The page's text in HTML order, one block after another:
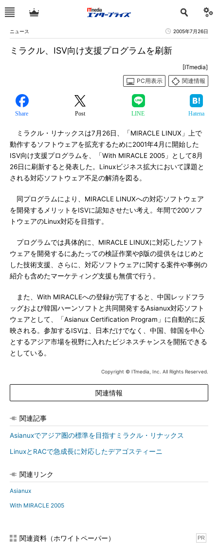
ニュース 2005年7月26日
ミラクル、ISV向け支援プログラムを刷新
[ITmedia]
PC用表示
関連情報
Share Post LINE Hatena
ミラクル・リナックスは7月26日、「MIRACLE LINUX」上で
動作するソフトウェアを拡充するために2001年4月に開始した
ISV向け支援プログラムを、「With MIRACLE 2005」として8月
26日に刷新すると発表した。Linuxビジネス拡大において課題と
される対応ソフトウェア不足の解消を図る。
同プログラムにより、MIRACLE LINUXへの対応ソフトウェア
を開発するメリットをISVに認知させたい考え。年間で200ソフ
トウェアのLinux対応を目指す。
プログラムでは具体的に、MIRACLE LINUXに対応したソフト
ウェアを開発するにあたっての検証作業やβ版の提供をはじめと
した技術支援、さらに、対応ソフトウェアに関する案件や事例の
紹介も含めたマーケティング支援も無償で行う。
また、With MIRACLEへの登録が完了すると、中国レッドフラ
ッグおよび韓国ハーンソフトと共同開発するAsianux対応ソフト
ウェアとして、「Asianux Certification Program」に自動的に反
映される。参加するISVは、日本だけでなく、中国、韓国を中心
とするアジア市場を視野に入れたビジネスチャンスを開拓できる
としている。
Copyright © ITmedia, Inc. All Rights Reserved.
関連情報
関連記事
Asianuxでアジア圏の標準を目指すミラクル・リナックス
LinuxとRACで急成長に対応したデアゴスティーニ
関連リンク
Asianux
With MIRACLE 2005
関連資料（ホワイトペーパー） PR